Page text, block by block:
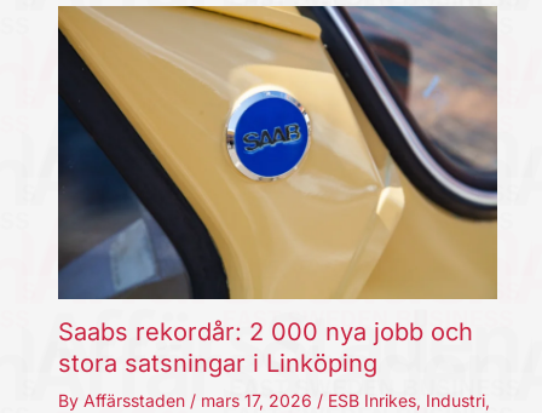
Saabs rekordår: 2 000 nya jobb och
stora satsningar i Linköping
By Affärsstaden / mars 17, 2026 / ESB Inrikes, Industri,